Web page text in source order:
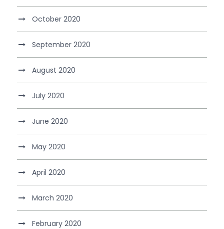
October 2020
September 2020
August 2020
July 2020
June 2020
May 2020
April 2020
March 2020
February 2020